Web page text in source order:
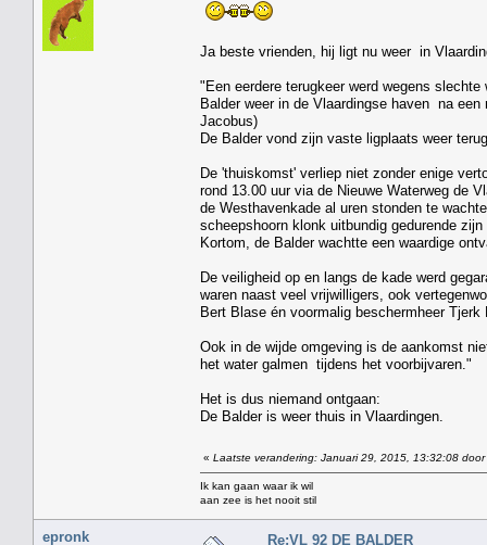
Ja beste vrienden, hij ligt nu weer in
"Een eerdere terugkeer werd wegens
Balder weer in de Vlaardingse haven na
Jacobus)
De Balder vond zijn vaste ligplaats weer
De 'thuiskomst' verliep niet zonder enige
rond 13.00 uur via de Nieuwe Waterweg de
de Westhavenkade al uren stonden te
scheepshoorn klonk uitbundig gedurende
Kortom, de Balder wachtte een waardige
De veiligheid op en langs de kade werd
waren naast veel vrijwilligers, ook
Bert Blase én voormalig beschermheer
Ook in de wijde omgeving is de aankomst
het water galmen tijdens het voorbijvaren."
Het is dus niemand ontgaan:
De Balder is weer thuis in Vlaardingen.
« Laatste verandering: Januari 29, 2015, 13:32:08 door
Ik kan gaan waar ik wil
aan zee is het nooit stil
epronk Re:VL 92 DE BALDER